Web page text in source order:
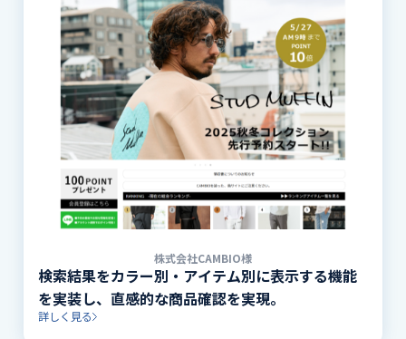
株式会社CAMBIO様
検索結果をカラー別・アイテム別に表示する機能
を実装し、直感的な商品確認を実現。
詳しく見る